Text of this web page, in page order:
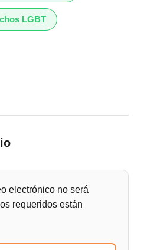
LGBT
electrónico no será
requeridos están